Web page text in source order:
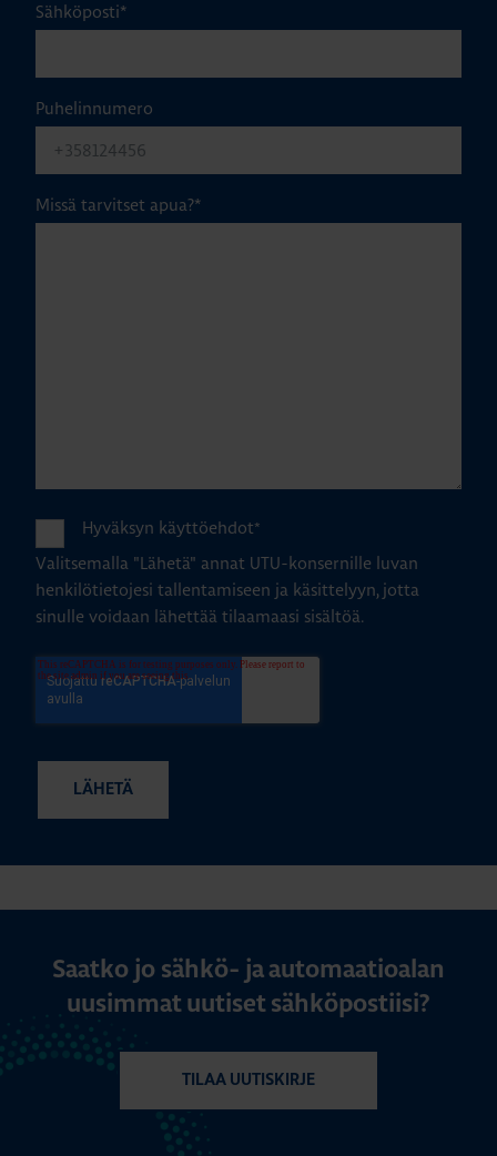
Sähköposti*
Puhelinnumero
Missä tarvitset apua?*
Hyväksyn käyttöehdot*
Valitsemalla "Lähetä" annat UTU-konsernille luvan
henkilötietojesi tallentamiseen ja käsittelyyn, jotta
sinulle voidaan lähettää tilaamaasi sisältöä.
Saatko jo sähkö- ja automaatioalan
uusimmat uutiset sähköpostiisi?
TILAA UUTISKIRJE